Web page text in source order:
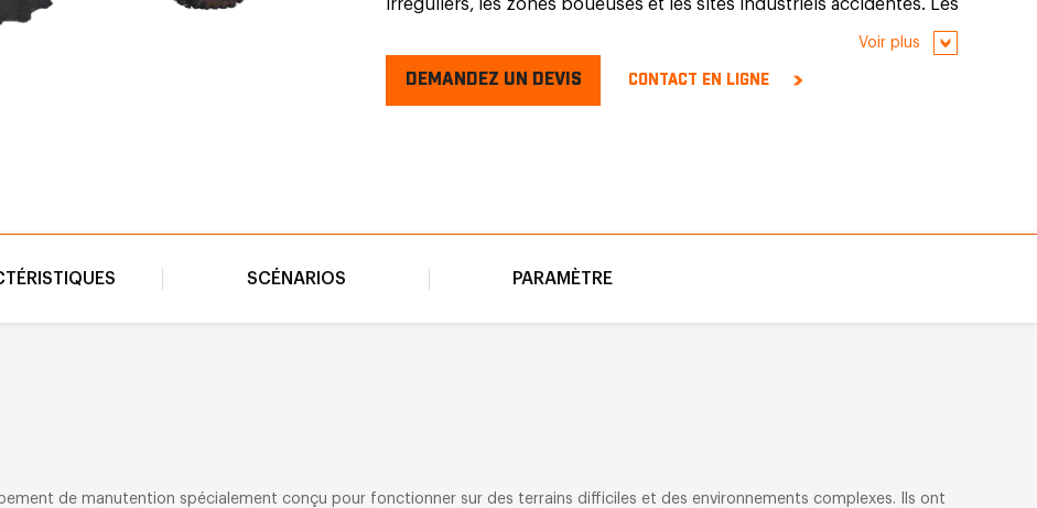
irréguliers, les zones boueuses et les sites industriels accidentés. Les
chariots élévateurs tout terrain sont couramment utilisés dans les
mines, les chantiers de construction, l'agriculture et la foresterie
pour déplacer des marchandises lourdes, des matières premières ou
des équipements, offrant ainsi une solution de manutention stable et
Voir plus
DEMANDEZ UN DEVIS CONTACT EN LIGNE
SCÉNARIOS PARAMÈTRE
de manutention spécialement conçu pour fonctionner sur des terrains difficiles et des environnements complexes. Ils ont